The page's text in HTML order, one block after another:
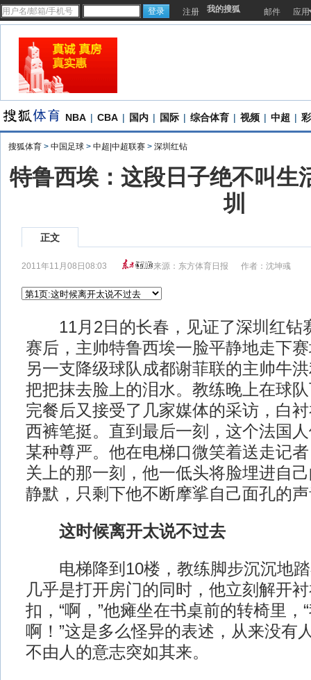
注册 我的搜狐 邮件 应用
NBA | CBA | 国内 | 国际 | 综合体育 | 视频 | 中超 |
搜狐体育 > 中国足球 > 中超|中超联赛 > 深圳红钻
特鲁西埃：这段日子绝不叫生
圳
正文
2011年11月08日08:03 来源： 东方体育日报 作者：沈坤彧
11月2日的长春，见证了深圳红钻
赛后，主帅特鲁西埃一脸平静地走下
另一支降级球队成都谢菲联的主帅牛
把把抹去脸上的泪水。教练晚上在球
完餐后又接受了几家媒体的采访，白
西裤笔挺。直到最后一刻，这个法国
某种尊严。他在电梯口微笑着送走记
关上的那一刻，他一低头将脸埋进自
静默，只剩下他不断摩挲自己面孔的
这时候离开太说不过去
电梯降到10楼，教练脚步沉沉地踏
几乎是打开房门的同时，他立刻解开
扣，“啊，”他瘫坐在书桌前的转椅里，
啊！”这是多么怪异的表述，从来没有
不由人的意志突如其来。